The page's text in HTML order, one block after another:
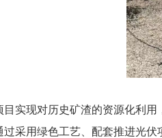
目实现对历史矿渣的资源化利
过采用绿色工艺、配套推进光